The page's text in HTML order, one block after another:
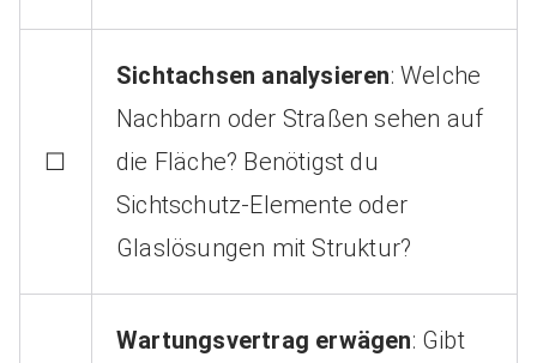
☐
Sichtachsen analysieren: Welche
Nachbarn oder Straßen sehen auf
die Fläche? Benötigst du
Sichtschutz-Elemente oder
Glaslösungen mit Struktur?
Wartungsvertrag erwägen: Gibt